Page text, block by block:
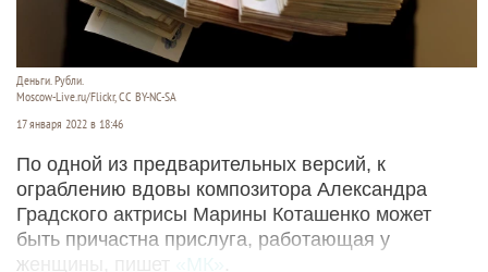
Деньги. Рубли.
Moscow-Live.ru/Flickr, CC BY-NC-SA
17 января 2022 в 18:46
По одной из предварительных версий, к
ограблению вдовы композитора Александра
Градского актрисы Марины Коташенко может
быть причастна прислуга, работающая у
женщины, пишет
«МК»